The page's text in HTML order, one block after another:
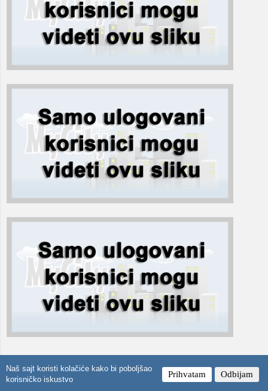
Naš sajt koristi kolačiće kako bi poboljšao
korisničko iskustvo
Prihvatam Odbijam